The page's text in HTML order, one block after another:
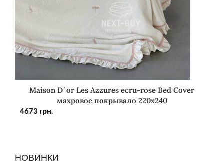
Maison D`or Les Azzures ecru-rose Bed Cover
махровое покрывало 220х240
4673 грн.
НОВИНКИ